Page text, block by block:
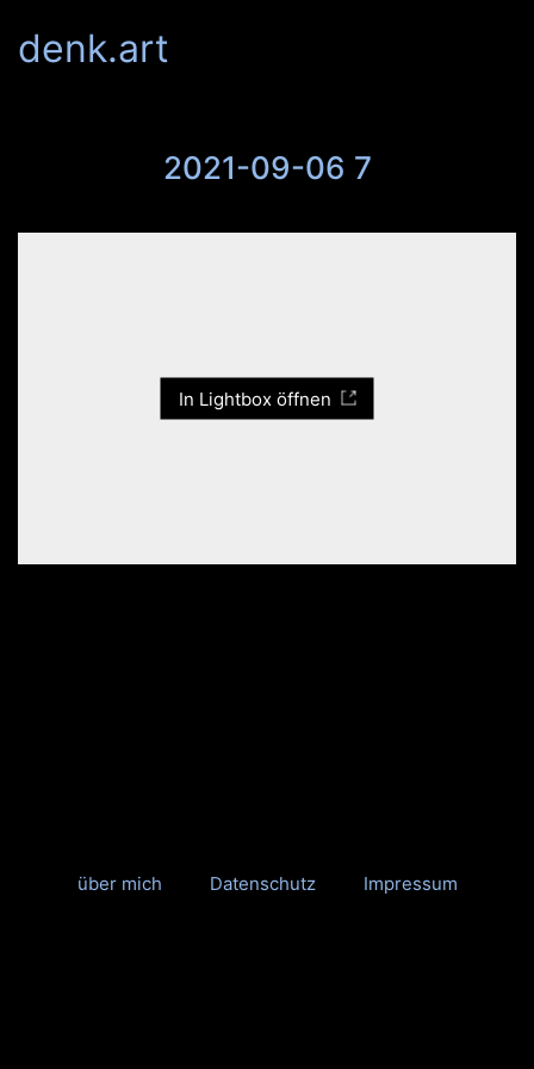
denk.art
2021-09-06 7
In Lightbox öffnen
über mich Datenschutz Impressum